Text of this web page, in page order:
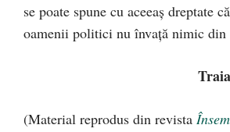
se poate spune cu aceeaş dreptate
oamenii politici nu învaţă nimic din
(Material reprodus din revista